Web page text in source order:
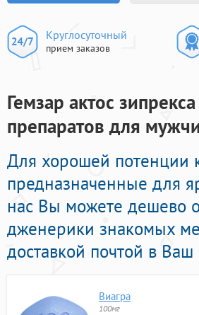
Круглосуточный
прием заказов
Гемзар актос
препаратов для
Для хорошей потенции
предназначенные для
нас Вы можете дешево
дженерики знакомых
доставкой почтой в Ваш
Виагра
100мг